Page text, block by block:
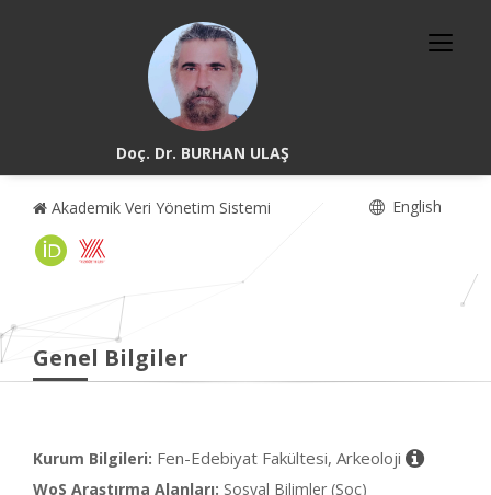
Doç. Dr. BURHAN ULAŞ
Akademik Veri Yönetim Sistemi English
Genel Bilgiler
Kurum Bilgileri: Fen-Edebiyat Fakültesi, Arkeoloji
WoS Araştırma Alanları: Sosyal Bilimler (Soc)